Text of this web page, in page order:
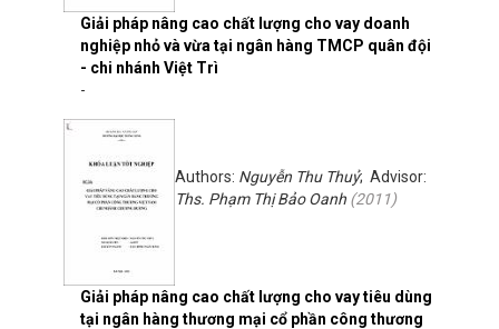
Giải pháp nâng cao chất lượng cho vay doanh
nghiệp nhỏ và vừa tại ngân hàng TMCP quân đội
- chi nhánh Việt Trì
-
Giải pháp nâng cao chất lượng cho vay tiêu dùng
tại ngân hàng thương mại cổ phần công thương
Authors: Nguyễn Thu Thuỷ; Advisor:
Ths. Phạm Thị Bảo Oanh (2011)